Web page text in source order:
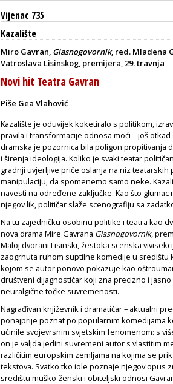
Vijenac 735
Kazalište
Miro Gavran, Glasnogovornik, red. Mladena
Vatroslava Lisinskog, premijera, 29. travnja
Novi hit Teatra Gavran
Piše Gea Vlahović
Kazalište je oduvijek koketiralo s politikom,
pravila i transformacije odnosa moći – još
dramska je pozornica bila poligon propitivanja
i širenja ideologija. Koliko je svaki teatar
gradnji uvjerljive priče oslanja na niz
manipulaciju, da spomenemo samo neke.
navesti na određene zaključke. Kao što
njegov lik, političar slaže scenografiju sa
Na tu zajedničku osobinu politike i teatra kao
nova drama Mire Gavrana Glasnogovornik,
Maloj dvorani Lisinski, žestoka scenska
zaogrnuta ruhom suptilne komedije u
kojom se autor ponovo pokazuje kao
društveni dijagnostičar koji zna precizno i
neuralgične točke suvremenosti.
Nagrađivan književnik i dramatičar – aktualni
ponajprije poznat po popularnim komedijama
učinile svojevrsnim svjetskim fenomenom: s
on je valjda jedini suvremeni autor s vlastitim
različitim europskim zemljama na kojima se
tekstova. Svatko tko iole poznaje njegov opus
središtu muško-ženski i obiteljski odnosi